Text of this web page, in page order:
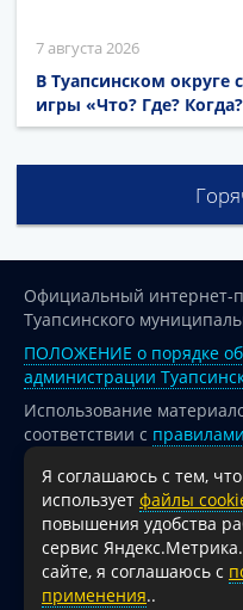
7 августа 2026
В Туапсинском округе
игры «Что? Где?
Официальный интернет-
Туапсинского
ПОЛОЖЕНИЕ о порядке
администрации
Использование
соответствии с
опубликованных на сайте
При перепечатке и
на источник обязательна.
Для сайтов и страниц
активная гиперссылка
администрации
Я соглашаюсь с тем,
использует файлы
повышения удобства
сервис
сайте, я соглашаюсь с
применения..